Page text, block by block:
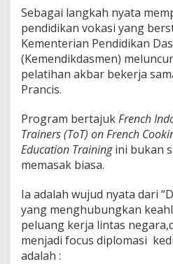
Sebagai langkah nyata
pendidikan vokasi yang
Kementerian Pendidikan
(Kemendikdasmen)
pelatihan akbar bekerja
Prancis.
Program bertajukFrench
Trainers (ToT) on French
Education Trainingini bukan
memasak biasa.
Ia adalah wujud nyata dari
yang menghubungkan
peluang kerja lintas
menjadi focus diplomasi
adalah :